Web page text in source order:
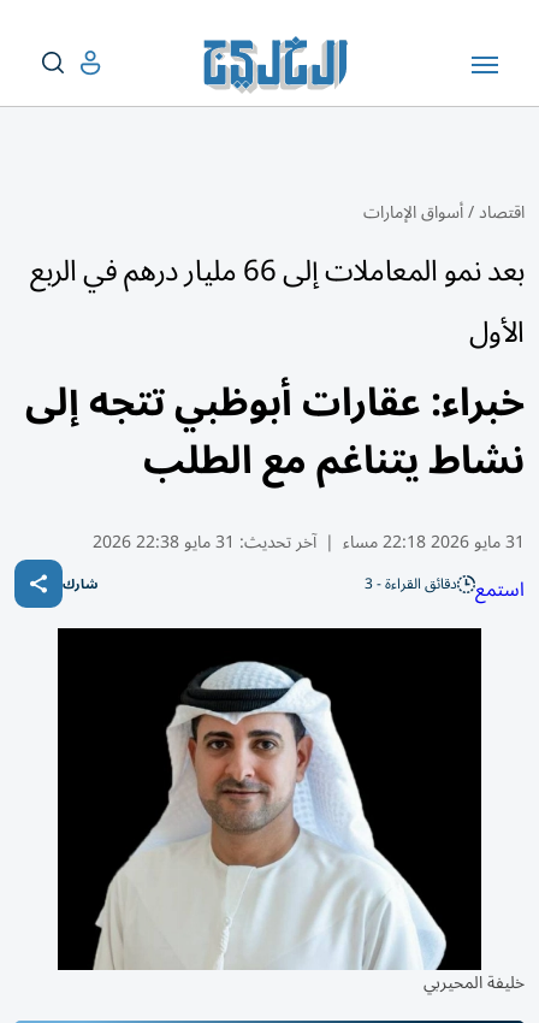
اقتصاد/أسواق الإمارات
بعد نمو المعاملات إلى 66 مليار درهم في الربع
الأول
خبراء: عقارات أبوظبي تتجه إلى
نشاط يتناغم مع الطلب
31 مايو 2026 22:18 مساء | آخر تحديث: 31 مايو 22:38 2026
استمع دقائق القراءة - 3 شارك
خليفة المحيربي